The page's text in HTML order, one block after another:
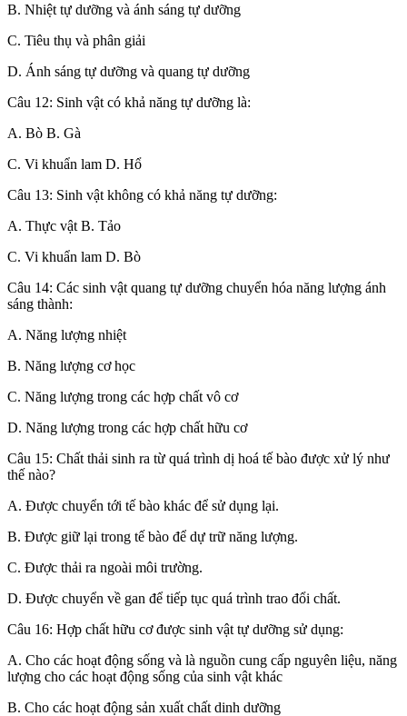
B. Nhiệt tự dưỡng và ánh sáng tự dưỡng
C. Tiêu thụ và phân giải
D. Ánh sáng tự dưỡng và quang tự dưỡng
Câu 12: Sinh vật có khả năng tự dưỡng là:
A. Bò B. Gà
C. Vi khuẩn lam D. Hổ
Câu 13: Sinh vật không có khả năng tự dưỡng:
A. Thực vật B. Tảo
C. Vi khuẩn lam D. Bò
Câu 14: Các sinh vật quang tự dưỡng chuyển hóa năng lượng ánh
sáng thành:
A. Năng lượng nhiệt
B. Năng lượng cơ học
C. Năng lượng trong các hợp chất vô cơ
D. Năng lượng trong các hợp chất hữu cơ
Câu 15: Chất thải sinh ra từ quá trình dị hoá tế bào được xử lý như
thế nào?
A. Được chuyển tới tế bào khác để sử dụng lại.
B. Được giữ lại trong tế bào để dự trữ năng lượng.
C. Được thải ra ngoài môi trường.
D. Được chuyển về gan để tiếp tục quá trình trao đổi chất.
Câu 16: Hợp chất hữu cơ được sinh vật tự dưỡng sử dụng:
A. Cho các hoạt động sống và là nguồn cung cấp nguyên liệu, năng
lượng cho các hoạt động sống của sinh vật khác
B. Cho các hoạt động sản xuất chất dinh dưỡng